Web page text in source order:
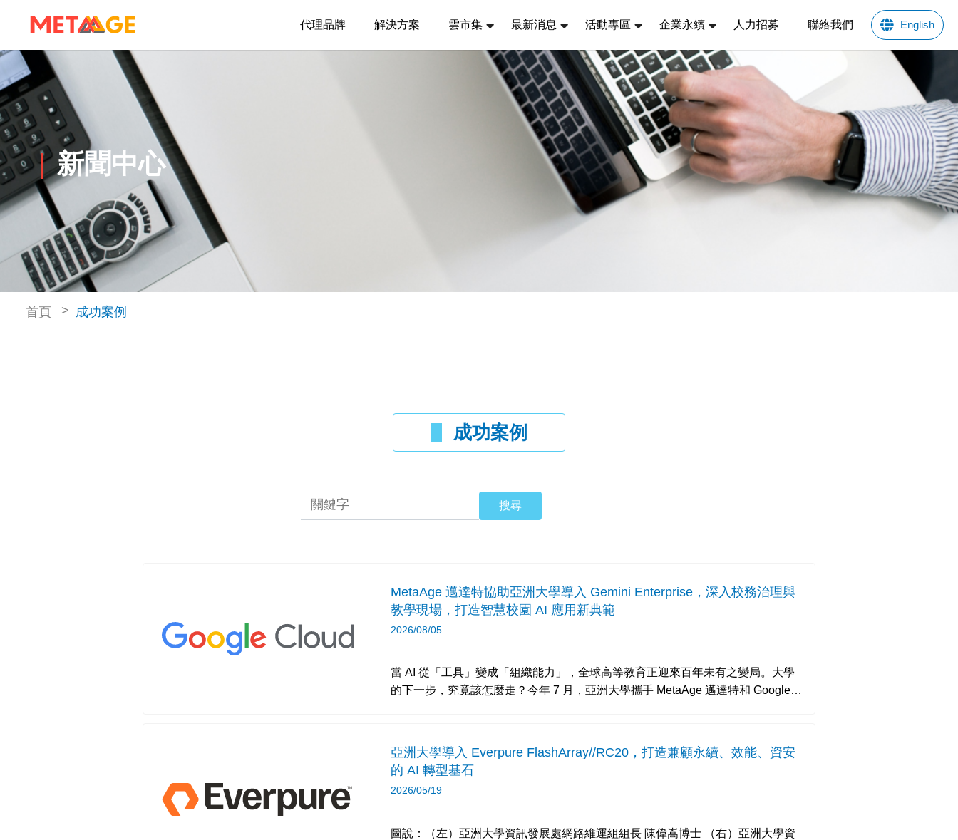
代理品牌 解決方案 雲市集 最新消息 活動專區 企業永續 人力招募 聯絡我們 English
新聞中心
首頁 成功案例
成功案例
MetaAge 邁達特協助亞洲大學導入 Gemini Enterprise，深入校務治理與
教學現場，打造智慧校園 AI 應用新典範
2026/08/05
當 AI 從「工具」變成「組織能力」，全球高等教育正迎來百年未有之變局。大學
的下一步，究竟該怎麼走？今年 7 月，亞洲大學攜手 MetaAge 邁達特和 Google
亞洲大學導入 Everpure FlashArray//RC20，打造兼顧永續、效能、資安
的 AI 轉型基石
2026/05/19
圖說：（左）亞洲大學資訊發展處網路維運組組長 陳偉嵩博士 （右）亞洲大學資